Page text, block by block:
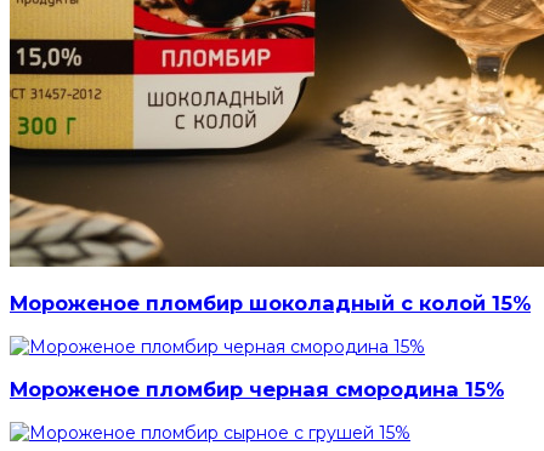
Мороженое пломбир шоколадный с колой 15%
Мороженое пломбир черная смородина 15%